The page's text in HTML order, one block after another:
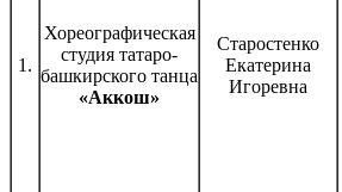
1.
Хореографическая
студия татаро-
башкирского танца
«Аккош»
Старостенко
Екатерина
Игоревна